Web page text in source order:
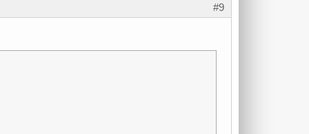
#9